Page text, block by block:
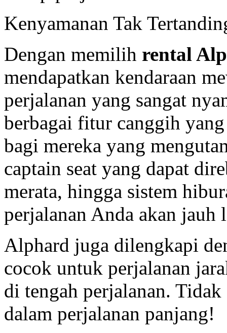
Kenyamanan Tak
Dengan memilih rental
mendapatkan kendaraan
perjalanan yang sangat
berbagai fitur canggih
bagi mereka yang
captain seat yang dapat
merata, hingga sistem
perjalanan Anda akan jauh
Alphard juga dilengkapi
cocok untuk perjalanan
di tengah perjalanan. Tidak
dalam perjalanan panjang!